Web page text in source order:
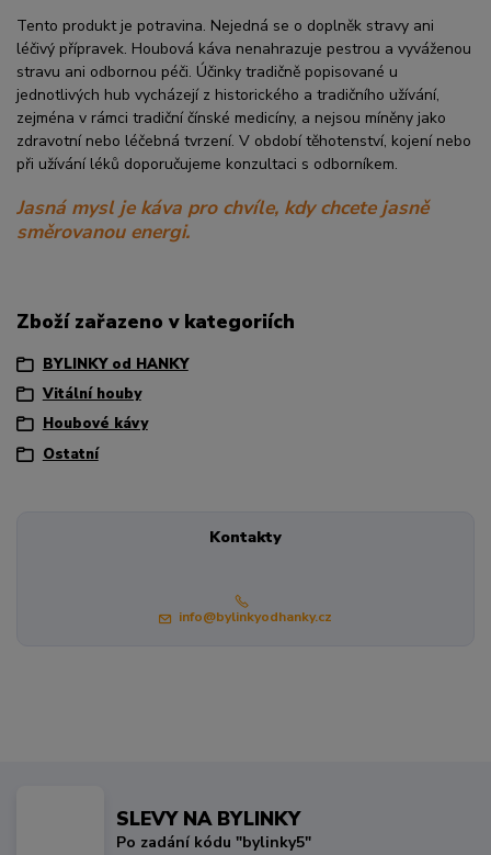
Tento produkt je potravina. Nejedná se o doplněk stravy ani
léčivý přípravek. Houbová káva nenahrazuje pestrou a vyváženou
stravu ani odbornou péči. Účinky tradičně popisované u
jednotlivých hub vycházejí z historického a tradičního užívání,
zejména v rámci tradiční čínské medicíny, a nejsou míněny jako
zdravotní nebo léčebná tvrzení. V období těhotenství, kojení nebo
při užívání léků doporučujeme konzultaci s odborníkem.
Jasná mysl je káva pro chvíle, kdy chcete jasně
směrovanou energi.
Zboží zařazeno v kategoriích
BYLINKY od HANKY
Vitální houby
Houbové kávy
Ostatní
Kontakty
info@bylinkyodhanky.cz
SLEVY NA BYLINKY
Po zadání kódu "bylinky5"